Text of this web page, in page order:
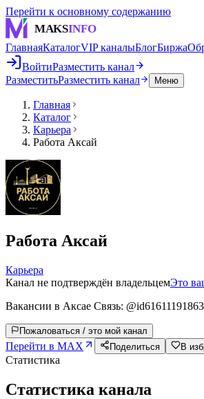
Перейти к основному содержанию
MAKSINFO
ГлавнаяКаталогVIP каналыБлогБиржа
ВойтиРазместить канал
РазместитьРазместить канал Меню
Главная
Каталог
Карьера
Работа Аксай
Работа Аксай
Карьера
Канал не подтверждён владельцемЭто
Вакансии в Аксае Связь:
Пожаловаться / это мой канал
Перейти в MAX Поделиться В
Статистика
Статистика канала